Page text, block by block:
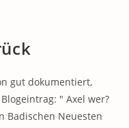
gut dokumentiert,
" Axel wer?
Badischen Neuesten